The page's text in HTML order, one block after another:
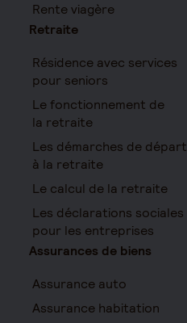
Rente viagère
Retraite
Résidence avec services
pour seniors
Le fonctionnement de
la retraite
Les démarches de départ
à la retraite
Le calcul de la retraite
Les déclarations sociales
pour les entreprises
Assurances de biens
Assurance auto
Assurance habitation